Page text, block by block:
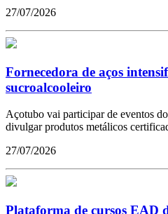
27/07/2026
Fornecedora de aços
sucroalcooleiro
Açotubo vai participar de eventos
divulgar produtos metálicos
27/07/2026
Plataforma de cursos EAD